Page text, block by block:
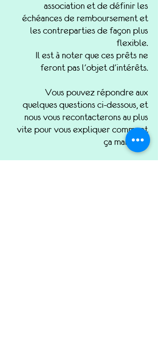
association et de définir les
échéances de remboursement et
les contreparties de façon plus
flexible.
Il est à noter que ces prêts ne
feront pas l'objet d'intérêts.
​Vous pouvez répondre aux
quelques questions ci-dessous, et
nous vous recontacterons au plus
vite pour vous expliquer comment
ça marche ! ​